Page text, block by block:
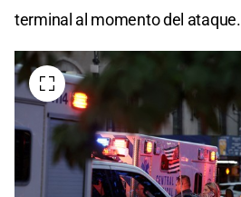
terminal al momento del ataque.